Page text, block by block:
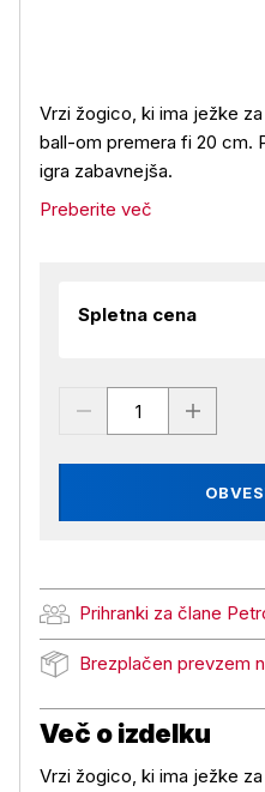
Vrzi žogico, ki ima ježke
ball-om premera fi 20 cm.
igra zabavnejša.
Preberite več
Spletna cena
Prihranki za člane
Prihranki za člane Petrol
Brezplačen prevzem
Brezplačen prevzem na
Več o izdelku
Vrzi žogico, ki ima ježke